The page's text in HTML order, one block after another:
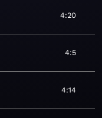
4:20
4:5
4:14